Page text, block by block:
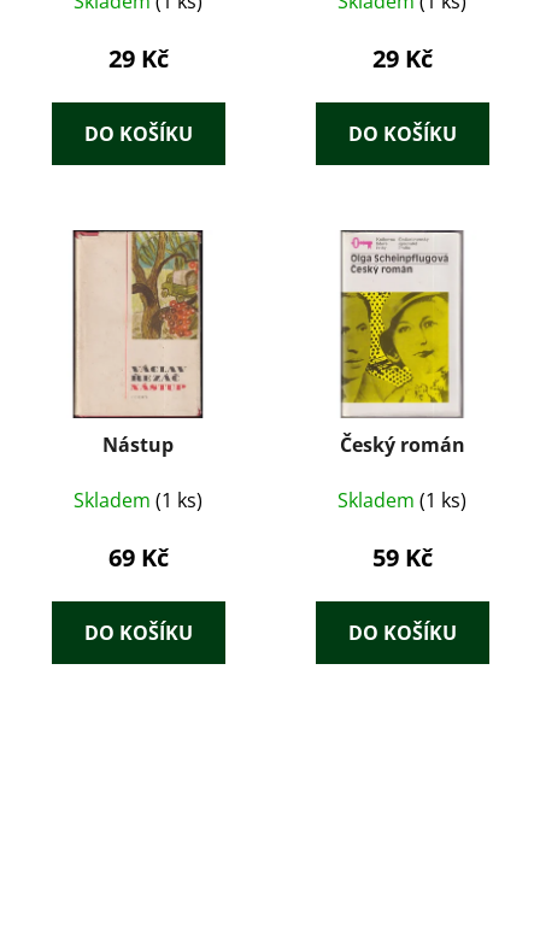
29 Kč
DO KOŠÍKU
29 Kč
DO KOŠÍKU
Nástup
Skladem (1 ks)
69 Kč
DO KOŠÍKU
Český román
Skladem (1 ks)
59 Kč
DO KOŠÍKU